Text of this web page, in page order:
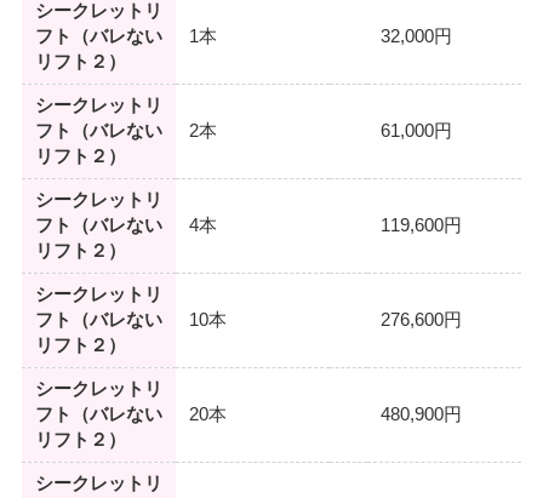
シークレットリ
フト（バレない
リフト２）
1本 32,000円
シークレットリ
フト（バレない
リフト２）
2本 61,000円
シークレットリ
フト（バレない
リフト２）
4本 119,600円
シークレットリ
フト（バレない
リフト２）
10本 276,600円
シークレットリ
フト（バレない
リフト２）
20本 480,900円
シークレットリ